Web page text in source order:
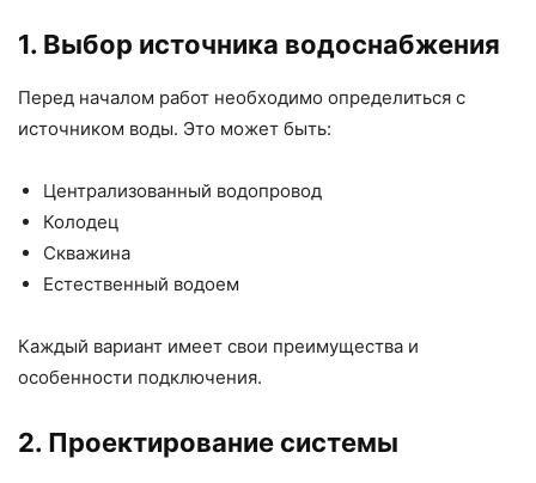
1. Выбор источника водоснабжения
Перед началом работ необходимо определиться с
источником воды. Это может быть:
Централизованный водопровод
Колодец
Скважина
Естественный водоем
Каждый вариант имеет свои преимущества и
особенности подключения.
2. Проектирование системы